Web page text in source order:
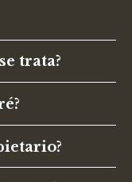
trata?